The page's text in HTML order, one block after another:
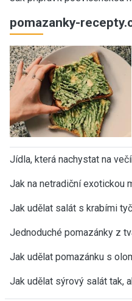
pomazanky-
Jídla, která nachystat na
Jak na netradiční exotickou
Jak udělat salát s krabími
Jednoduché pomazánky z
Jak udělat pomazánku s
Jak udělat sýrový salát tak,